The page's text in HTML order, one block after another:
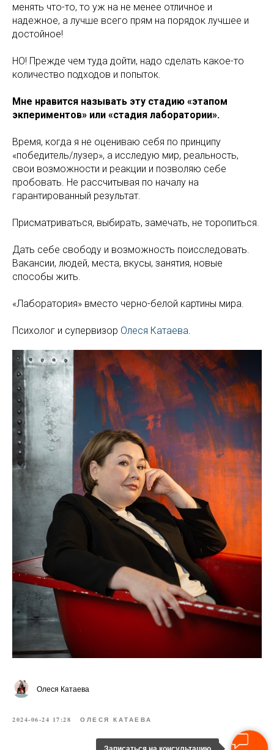
менять что-то, то уж на не менее отличное и
надежное, а лучше всего прям на порядок лучшее и
достойное!
НО! Прежде чем туда дойти, надо сделать какое-то
количество подходов и попыток.
Мне нравится называть эту стадию «этапом
экпериментов» или «стадия лаборатории».
Время, когда я не оцениваю себя по принципу
«победитель/лузер», а исследую мир, реальность,
свои возможности и реакции и позволяю себе
пробовать. Не рассчитывая по началу на
гарантированный результат.
Присматриваться, выбирать, замечать, не торопиться.
Дать себе свободу и возможность поисследовать.
Вакансии, людей, места, вкусы, занятия, новые
способы жить.
«Лаборатория» вместо черно-белой картины мира.
Психолог и супервизор Олеся Катаева.
Олеся Катаева
2024-06-24 17:28 ОЛЕСЯ КАТАЕВА